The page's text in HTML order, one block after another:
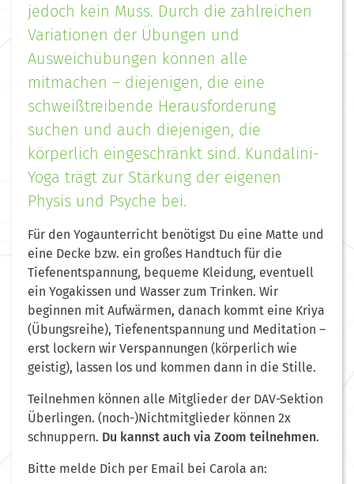
jedoch kein Muss. Durch die zahlreichen
Variationen der Übungen und
Ausweichübungen können alle
mitmachen – diejenigen, die eine
schweißtreibende Herausforderung
suchen und auch diejenigen, die
körperlich eingeschränkt sind. Kundalini-
Yoga trägt zur Stärkung der eigenen
Physis und Psyche bei.
Für den Yogaunterricht benötigst Du eine Matte und
eine Decke bzw. ein großes Handtuch für die
Tiefenentspannung, bequeme Kleidung, eventuell
ein Yogakissen und Wasser zum Trinken. Wir
beginnen mit Aufwärmen, danach kommt eine Kriya
(Übungsreihe), Tiefenentspannung und Meditation –
erst lockern wir Verspannungen (körperlich wie
geistig), lassen los und kommen dann in die Stille.
Teilnehmen können alle Mitglieder der DAV-Sektion
Überlingen. (noch-)Nichtmitglieder können 2x
schnuppern. Du kannst auch via Zoom teilnehmen.
Bitte melde Dich per Email bei Carola an: